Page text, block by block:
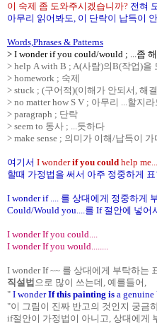
이 숙제 좀 도와주시겠습니까? 전혀
아무리 읽어봐도, 이 단락이 납득이
Words,Phrases & Patterns
> I wonder if you could/would ; ...좀
> help A with B ; A(사람)의B(작업)을
> homework ; 숙제
> stuck ; (구어적)(이해가 안되서, 해
> no matter how S V ; 아무리 ...할지
> paragraph ; 단락
> seem to 동사 ; ...듯하다
> make sense ; 의미가 이해/납득이
여기서 I wonderif you could help
할때 가정법을 써서 아주 정중하게
I wonder if .... 를 상대에게 정중하게
Could/Would you....를 If 절안에 넣어
I wonder If you could....
I wonder If you would........
I wonder If ~~ 를 상대에게 부탁하는
직설법 으로 많이 쓰는데, 예를들어,
" I wonderIf this painting is a genuine
"이 그림이 진짜 반고의 것인지 궁금
if절안이 가정법이 아니고, 상대에게